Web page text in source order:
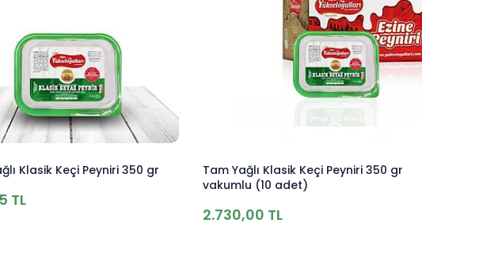
Klasik Keçi Peyniri 350 gr
TL
Tam Yağlı Klasik Keçi Peyniri 350 gr
vakumlu (10 adet)
2.730,00 TL